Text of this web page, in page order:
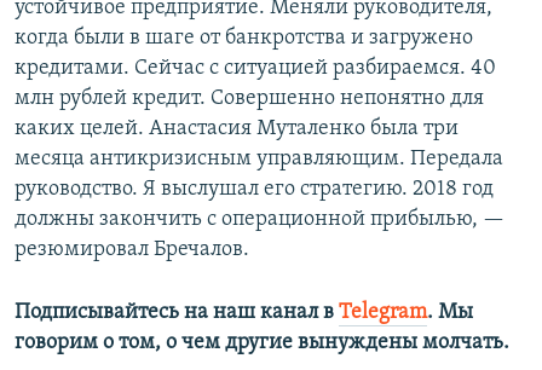
устойчивое предприятие. Меняли руководителя,
когда были в шаге от банкротства и загружено
кредитами. Сейчас с ситуацией разбираемся. 40
млн рублей кредит. Совершенно непонятно для
каких целей. Анастасия Муталенко была три
месяца антикризисным управляющим. Передала
руководство. Я выслушал его стратегию. 2018 год
должны закончить с операционной прибылью, —
резюмировал Бречалов.
Подписывайтесь на наш канал в Telegram. Мы
говорим о том, о чем другие вынуждены молчать.